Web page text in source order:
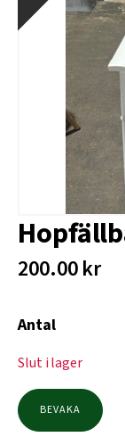
200.00kr
Antal
Slut i lager
BEVAKA